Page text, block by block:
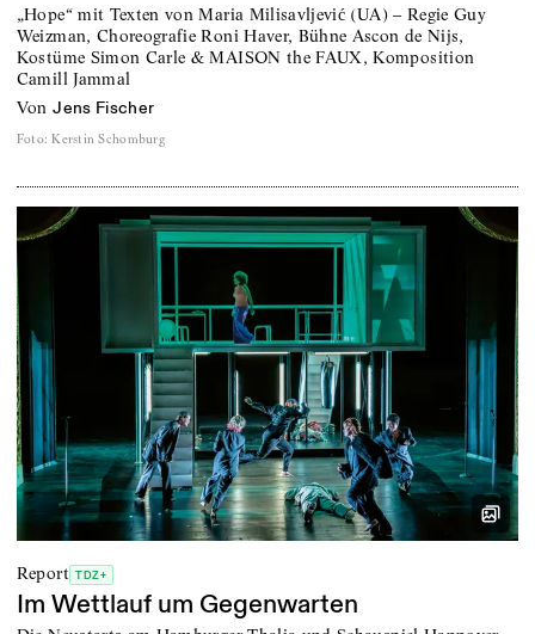
„Hope“ mit Texten von Maria Milisavljević (UA) – Regie Guy
Weizman, Choreografie Roni Haver, Bühne Ascon de Nijs,
Kostüme Simon Carle & MAISON the FAUX, Komposition
Camill Jammal
von Jens Fischer
Foto: Kerstin Schomburg
Report TDZ+
Im Wettlauf um Gegenwarten